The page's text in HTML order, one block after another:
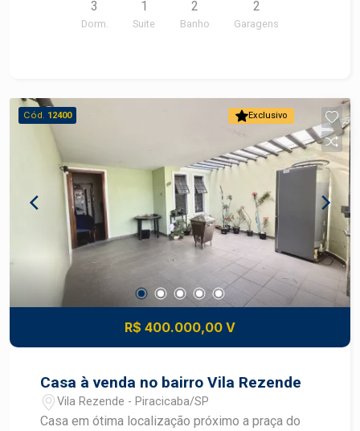
para morar! Aceita financiamento e FGTS.
3
Dorm.
1
Suite
2
Banho
2
Garagens
Exclusivo
Cód. 12400
R$ 400.000,00 V
Casa à venda no bairro Vila Rezende
Vila Rezende - Piracicaba/SP
Casa em ótima localização próximo a praça do